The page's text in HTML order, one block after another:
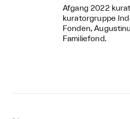
Afgang 2022
kuratorgruppe
Fonden,
Familiefond.